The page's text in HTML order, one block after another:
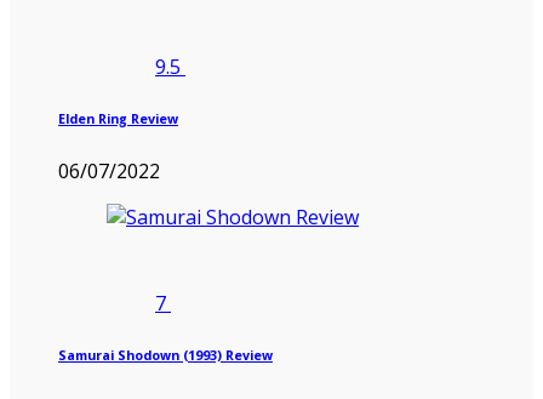
9.5
Elden Ring Review
06/07/2022
7
Samurai Shodown (1993) Review